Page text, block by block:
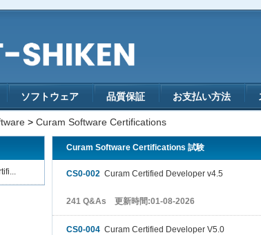
ソフトウェア 品質保証 お支払い方法
> Curam Software Certifications
Curam Software Certifications 試験
CS0-002 Curam Certified Developer v4.5
241 Q&As 更新時間:01-08-2026
CS0-004 Curam Certified Developer V5.0